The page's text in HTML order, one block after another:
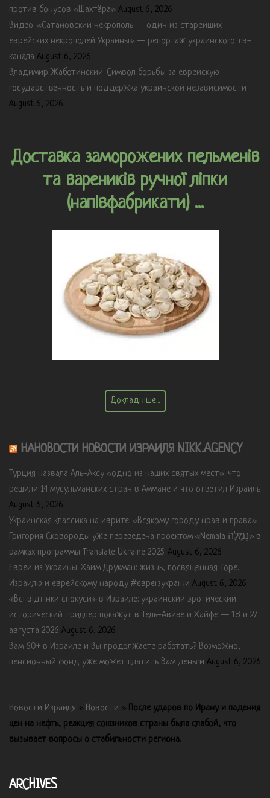
против бонусов «Шахтёра» August 6, 2026
Видео: «Сатановский некрополь — один из старейших
еврейских некрополей Украины» — репортаж украинского тв-
канала August 6, 2026
Владимир Жаботинский: Символ борьбы за еврейскую
государственность и поддержка украинской независимости
August 6, 2026
Доставка заморожених пельменів
та вареників ручної ліпки
(напівфабрикати) ...
Докладніше...
НАНОВОСТИ НОВОСТИ ИЗРАИЛЯ NIKK.AGENCY
Турция назвала Аль-Аксу «одно из наших святых мест»: что
решили 14 мусульманских стран в Аммане и что ответил Израиль
August 6, 2026
Украинская классика на иврите: «Всякому городу нрав и права»
Григория Сковороды уже переведена проектом «Nemala נְמָלָה» в
рамках программы Translate Ukraine 2025. August 6, 2026
Евреи из Украины: Хаим Друкман: жизнь, посвящённая Торе,
Израилю и еврейскому народу #євреїзукраїни August 6, 2026
«Всі відтінки спокуси» в Израиле: украинский эротический
исторический триллер покажут в Тель-Авиве и Хайфе — 18 и 27
августа 2026 August 6, 2026
Вам 60+ в Израиле и Вы продолжаете работать? Возможно,
пенсионный фонд уже может платить Вам деньги August 6, 2026
Новости Израиля » Новости » После ударов по Ирану и падения
цен на нефть, реакция союзников страны была слабой, что
вызывает вопросы о стабильности региона.
ARCHIVES